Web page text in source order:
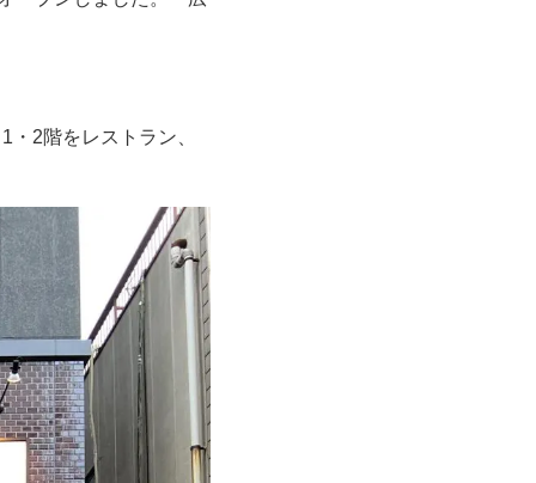
2階をレストラン、